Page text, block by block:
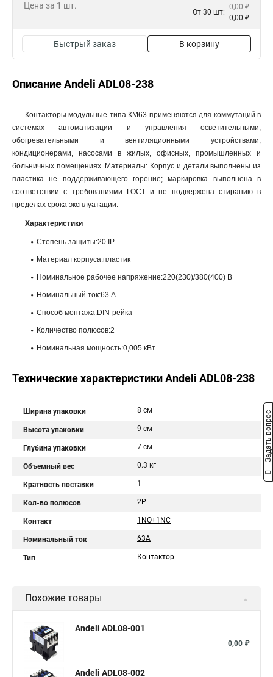
Цена за 1 шт.
От 30 шт:
0,00 ₽
0,00 ₽
Быстрый заказ В корзину
Описание Andeli ADL08-238
Контакторы модульные типа КМ63 применяются для коммутаций в
системах автоматизации и управления осветительными,
обогревательными и вентиляционными устройствами,
кондиционерами, насосами в жилых, офисных, промышленных и
больничных помещениях. Материалы: Корпус и детали выполнены из
пластика не поддерживающего горение; маркировка выполнена в
соответствии с требованиями ГОСТ и не подвержена стиранию в
пределах срока эксплуатации.
Характеристики
Степень защиты:20 IP
Материал корпуса:пластик
Номинальное рабочее напряжение:220(230)/380(400) В
Номинальный ток:63 А
Способ монтажа:DIN-рейка
Количество полюсов:2
Номинальная мощность:0,005 кВт
Технические характеристики Andeli ADL08-238
Ширина упаковки 8 см
Высота упаковки 9 см
Глубина упаковки 7 см
Объемный вес 0.3 кг
Кратность поставки 1
Кол-во полюсов 2P
Контакт 1NO+1NC
Номинальный ток 63A
Тип Контактор
Похожие товары
Andeli ADL08-001
0,00 ₽
Andeli ADL08-002
Задать вопрос